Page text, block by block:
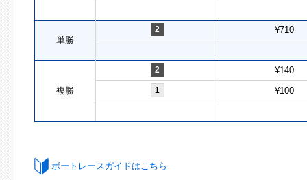
単勝
2 ¥710
複勝
2 ¥140
1 ¥100
ボートレースガイドはこちら